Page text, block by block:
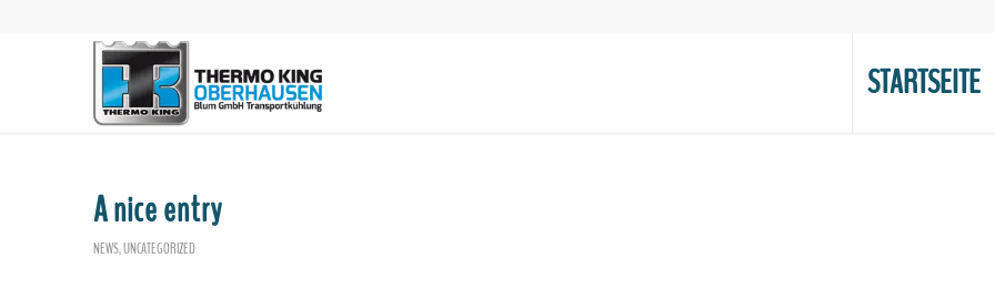
STARTSEITE
A nice entry
NEWS,UNCATEGORIZED